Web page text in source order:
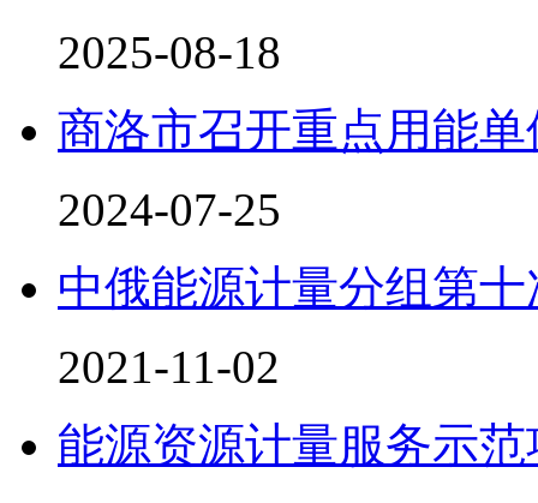
2025-08-18
商洛市召开重点用能
2024-07-25
中俄能源计量分组第
2021-11-02
能源资源计量服务示